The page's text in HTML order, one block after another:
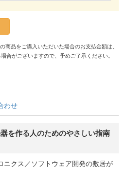
商品をご購入いただいた場合のお支払金額は、
合がございますので、予めご了承ください。
わせ
を作る人のためのやさしい指南
ニクス／ソフトウェア開発の敷居が